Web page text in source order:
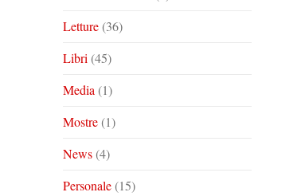
Letture(36)
Libri (45)
Media (1)
Mostre(1)
News(4)
Personale(15)